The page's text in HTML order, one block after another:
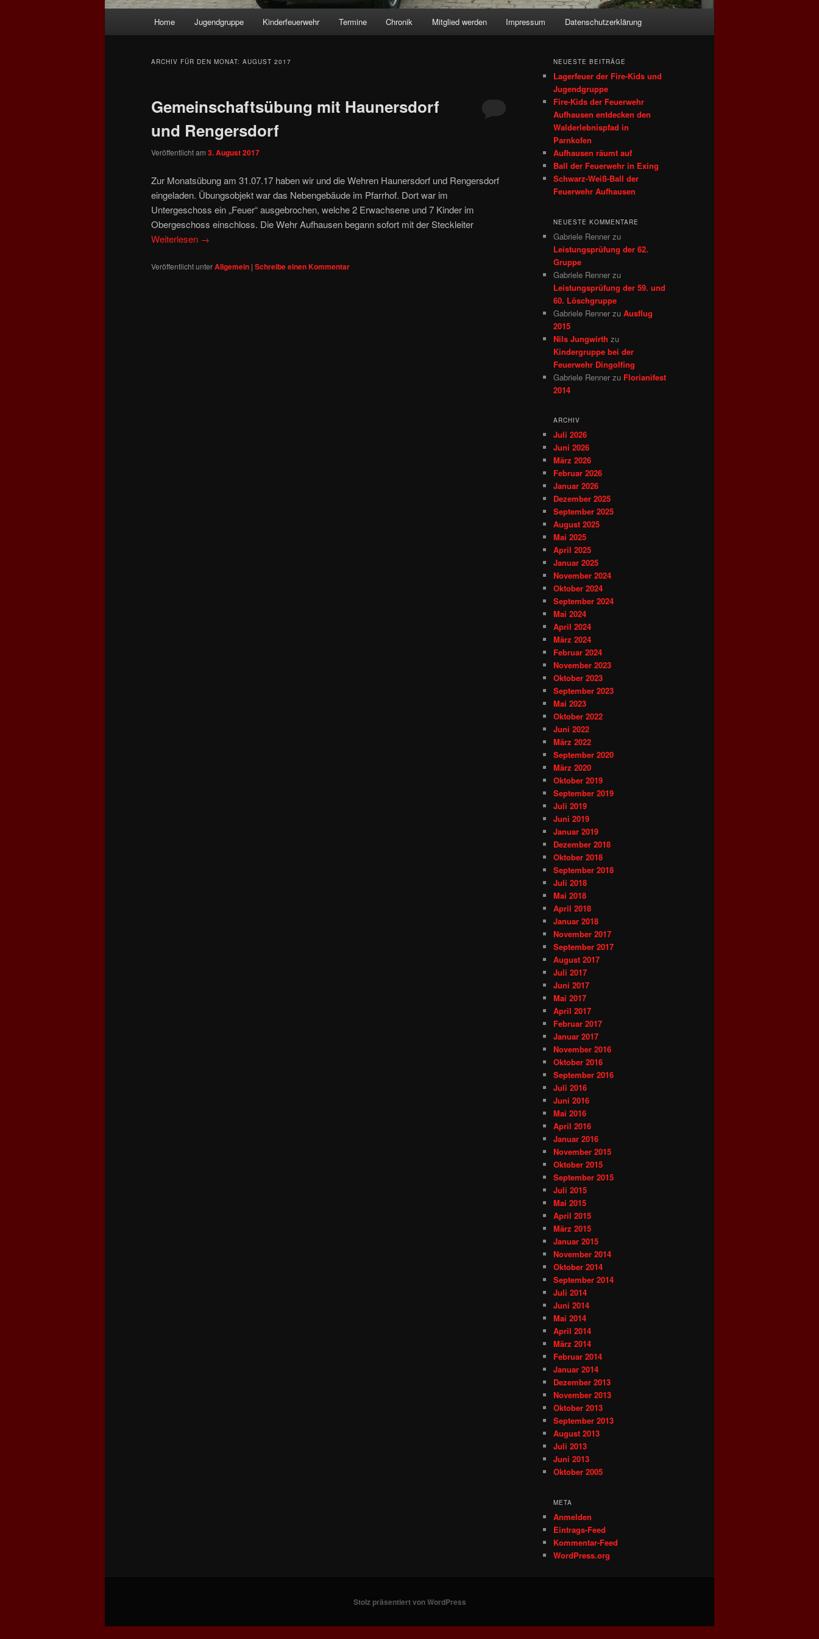
Home Jugendgruppe Kinderfeuerwehr Termine Chronik Mitglied werden Impressum Datenschutzerklärung
ARCHIV FÜR DEN MONAT: AUGUST 2017
Gemeinschaftsübung mit Haunersdorf
und Rengersdorf
Veröffentlicht am 3. August 2017
Zur Monatsübung am 31.07.17 haben wir und die Wehren Haunersdorf und Rengersdorf
eingeladen. Übungsobjekt war das Nebengebäude im Pfarrhof. Dort war im
Untergeschoss ein „Feuer“ ausgebrochen, welche 2 Erwachsene und 7 Kinder im
Obergeschoss einschloss. Die Wehr Aufhausen begann sofort mit der Steckleiter
Weiterlesen →
Veröffentlicht unterAllgemein | Schreibe einen Kommentar
NEUESTE BEITRÄGE
Lagerfeuer der Fire-Kids und
Jugendgruppe
Fire‑Kids der Feuerwehr
Aufhausen entdecken den
Walderlebnispfad in
Parnkofen
Aufhausen räumt auf
Ball der Feuerwehr in Exing
Schwarz-Weiß-Ball der
Feuerwehr Aufhausen
NEUESTE KOMMENTARE
Gabriele Renner zu
Leistungsprüfung der 62.
Gruppe
Gabriele Renner zu
Leistungsprüfung der 59. und
60. Löschgruppe
Gabriele Renner zu Ausflug
2015
Nils Jungwirth zu
Kindergruppe bei der
Feuerwehr Dingolfing
Gabriele Renner zu Florianifest
2014
ARCHIV
Juli 2026
Juni 2026
März 2026
Februar 2026
Januar 2026
Dezember 2025
September 2025
August 2025
Mai 2025
April 2025
Januar 2025
November 2024
Oktober 2024
September 2024
Mai 2024
April 2024
März 2024
Februar 2024
November 2023
Oktober 2023
September 2023
Mai 2023
Oktober 2022
Juni 2022
März 2022
September 2020
März 2020
Oktober 2019
September 2019
Juli 2019
Juni 2019
Januar 2019
Dezember 2018
Oktober 2018
September 2018
Juli 2018
Mai 2018
April 2018
Januar 2018
November 2017
September 2017
August 2017
Juli 2017
Juni 2017
Mai 2017
April 2017
Februar 2017
Januar 2017
November 2016
Oktober 2016
September 2016
Juli 2016
Juni 2016
Mai 2016
April 2016
Januar 2016
November 2015
Oktober 2015
September 2015
Juli 2015
Mai 2015
April 2015
März 2015
Januar 2015
November 2014
Oktober 2014
September 2014
Juli 2014
Juni 2014
Mai 2014
April 2014
März 2014
Februar 2014
Januar 2014
Dezember 2013
November 2013
Oktober 2013
September 2013
August 2013
Juli 2013
Juni 2013
Oktober 2005
META
Anmelden
Eintrags-Feed
Kommentar-Feed
WordPress.org
Stolz präsentiert von WordPress